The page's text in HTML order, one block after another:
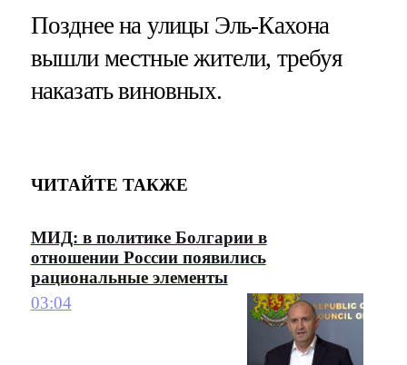
Позднее на улицы Эль-Кахона
вышли местные жители, требуя
наказать виновных.
ЧИТАЙТЕ ТАКЖЕ
МИД: в политике Болгарии в
отношении России появились
рациональные элементы
03:04